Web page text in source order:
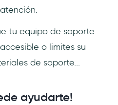
tu equipo de soporte
o limites su
de soporte...
ayudarte!